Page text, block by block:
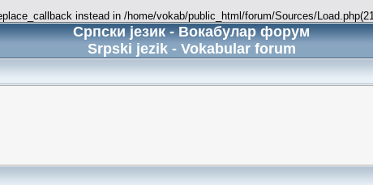
instead in /home/vokab/public_html/forum/Sources/
Српски језик - Вокабулар форум
Srpski jezik - Vokabular forum